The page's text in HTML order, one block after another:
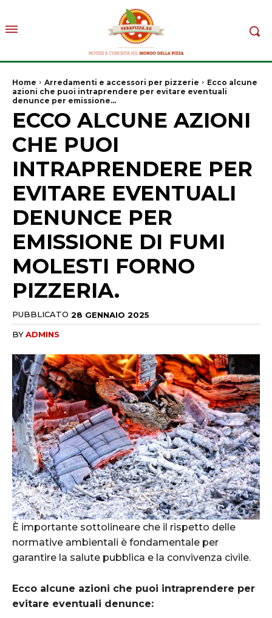
Home Arredamenti e accessori per pizzerie
Ecco alcune
azioni che puoi intraprendere per evitare eventuali
denunce per emissione...
ECCO ALCUNE AZIONI
CHE PUOI
INTRAPRENDERE PER
EVITARE EVENTUALI
DENUNCE PER
EMISSIONE DI FUMI
MOLESTI FORNO
PIZZERIA.
PUBBLICATO 28 GENNAIO 2025
BYADMINS
È importante sottolineare che il rispetto delle
normative ambientali è fondamentale per
garantire la salute pubblica e la convivenza civile.
Ecco alcune azioni che puoi intraprendere per
evitare eventuali denunce: